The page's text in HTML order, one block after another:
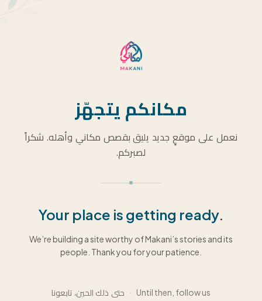
مكانكم يتجهّز
نعمل على موقعٍ جديد يليق بقصص مكاني وأهله. شكراً
لصبركم.
Your place is getting ready.
We’re building a site worthy of Makani’s stories and its
people. Thank you for your patience.
حتى ذلك الحين، تابعونا · Until then, follow us